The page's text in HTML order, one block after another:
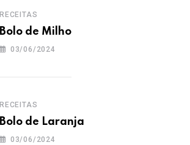
RECEITAS
Bolo de Milho
03/06/2024
RECEITAS
Bolo de Laranja
03/06/2024